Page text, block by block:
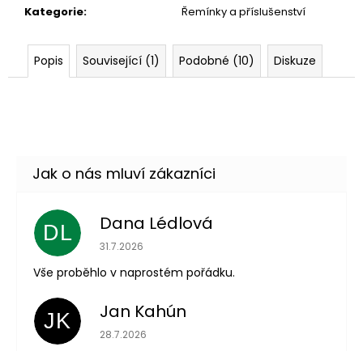
Kategorie: Řemínky a příslušenství
Popis Související (1) Podobné (10) Diskuze
DL Dana Lédlová
Hodnocení obchodu je 5 z 5 hvězdiček.
31.7.2026
Vše proběhlo v naprostém pořádku.
JK Jan Kahún
Hodnocení obchodu je 5 z 5 hvězdiček.
28.7.2026